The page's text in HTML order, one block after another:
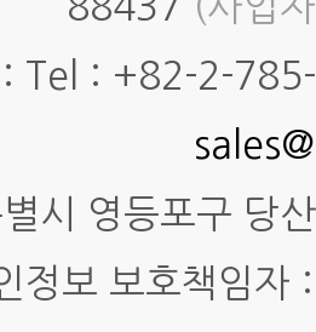
: Tel : +82-2-
시 영등포구 당
정보 보호책임